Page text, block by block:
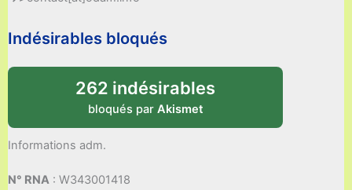
Indésirables bloqués
262 indésirables
bloqués par Akismet
Informations adm.
N° RNA : W343001418